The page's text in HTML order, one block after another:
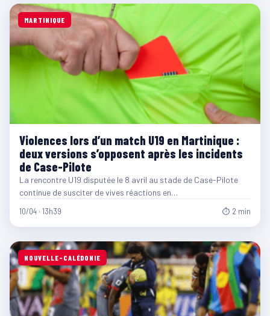
MARTINIQUE
Violences lors d’un match U19 en Martinique :
deux versions s’opposent après les incidents
de Case-Pilote
La rencontre U19 disputée le 8 avril au stade de Case-Pilote
continue de susciter de vives réactions en…
10/04 · 13h39 ⏱ 2 min
NOUVELLE-CALÉDONIE